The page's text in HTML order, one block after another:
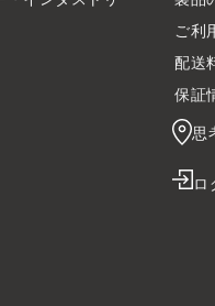
ご利
配送
保証
思
ロ